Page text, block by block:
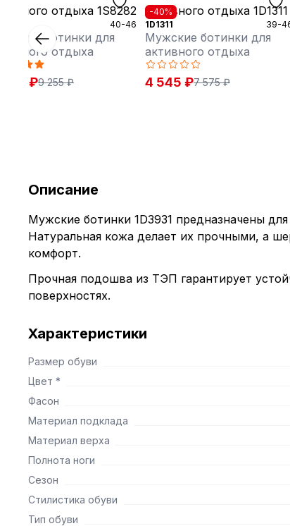
40-46
ботинки для
отдыха
₽9 255 ₽
-40%
1D1311
39-
Мужские ботинки для
активного отдыха
4 545 ₽7 575 ₽
Описание
Мужские ботинки 1D3931 предназначены
Натуральная кожа делает их прочными, а
комфорт.
Прочная подошва из ТЭП гарантирует
поверхностях.
Характеристики
Размер обуви
Цвет *
Фасон
Материал подклада
Материал верха
Полнота ноги
Сезон
Стилистика обуви
Тип обуви